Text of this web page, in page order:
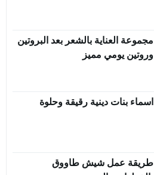
مجموعة العناية بالشعر بعد البروتين
وروتين يومي مميز
اسماء بنات دينية رقيقة وحلوة
طريقة عمل شيش طاووق